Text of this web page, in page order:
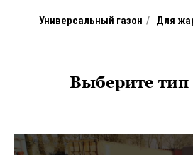
Универсальный газон / Для
Выберите тип